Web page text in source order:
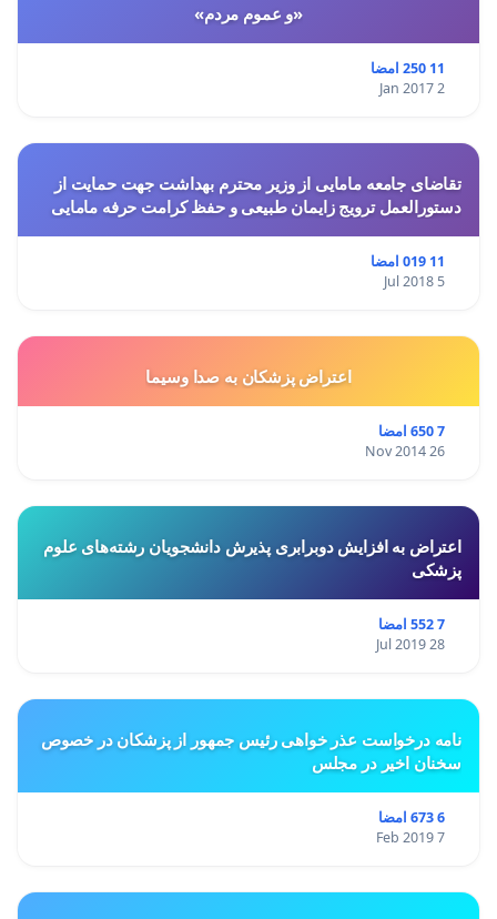
«و عموم مردم»
11 250 امضا
2 Jan 2017
تقاضای جامعه مامایی از وزیر محترم بهداشت جهت حمایت از
دستورالعمل ترویج زایمان طبیعی و حفظ کرامت حرفه مامایی
11 019 امضا
5 Jul 2018
اعتراض پزشكان به صدا وسيما
7 650 امضا
26 Nov 2014
اعتراض به افزایش دوبرابری پذیرش دانشجویان رشته‌های علوم
پزشکی
7 552 امضا
28 Jul 2019
نامه درخواست عذر خواهی رئیس جمهور از پزشکان در خصوص
سخنان اخیر در مجلس
6 673 امضا
7 Feb 2019